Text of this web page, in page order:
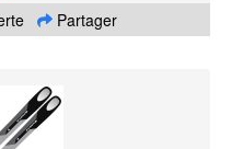
Partager